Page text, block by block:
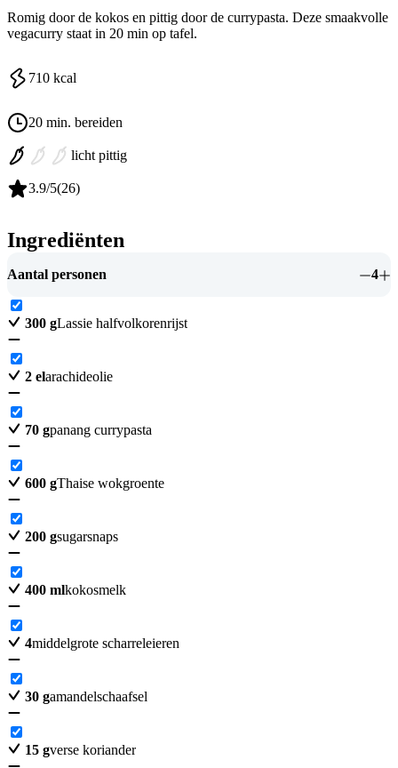
Romig door de kokos en pittig door de currypasta. Deze smaakvolle
vegacurry staat in 20 min op tafel.
710 kcal
20 min. bereiden
licht pittig
3.9/5(26)
Ingrediënten
Aantal personen 4
300 gLassie halfvolkorenrijst
2 elarachideolie
70 gpanang currypasta
600 gThaise wokgroente
200 gsugarsnaps
400 mlkokosmelk
4middelgrote scharreleieren
30 gamandelschaafsel
15 gverse koriander